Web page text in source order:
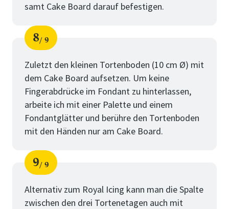
samt Cake Board darauf befestigen.
Schritt
8
von
9
Zuletzt den kleinen Tortenboden (10 cm Ø) mit
dem Cake Board aufsetzen. Um keine
Fingerabdrücke im Fondant zu hinterlassen,
arbeite ich mit einer Palette und einem
Fondantglätter und berühre den Tortenboden
mit den Händen nur am Cake Board.
Schritt
9
von
9
Alternativ zum Royal Icing kann man die Spalte
zwischen den drei Tortenetagen auch mit